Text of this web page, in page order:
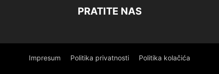
PRATITE NAS
Impresum Politika privatnosti Politika kolačića